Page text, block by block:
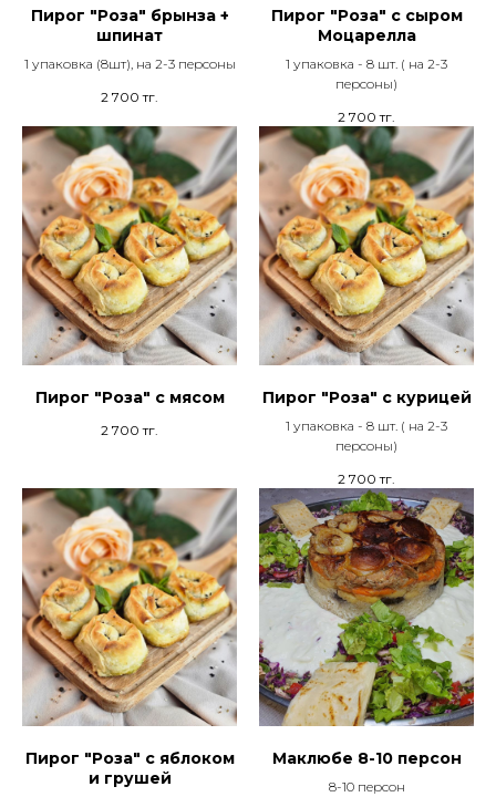
Пирог "Роза" брынза +
шпинат
1 упаковка (8шт), на 2-3 персоны
2 700 тг.
Пирог "Роза" с сыром
Моцарелла
1 упаковка - 8 шт. ( на 2-3
персоны)
2 700 тг.
Пирог "Роза" с мясом
2 700 тг.
Пирог "Роза" с курицей
1 упаковка - 8 шт. ( на 2-3
персоны)
2 700 тг.
Пирог "Роза" с яблоком
и грушей
Маклюбе 8-10 персон
8-10 персон